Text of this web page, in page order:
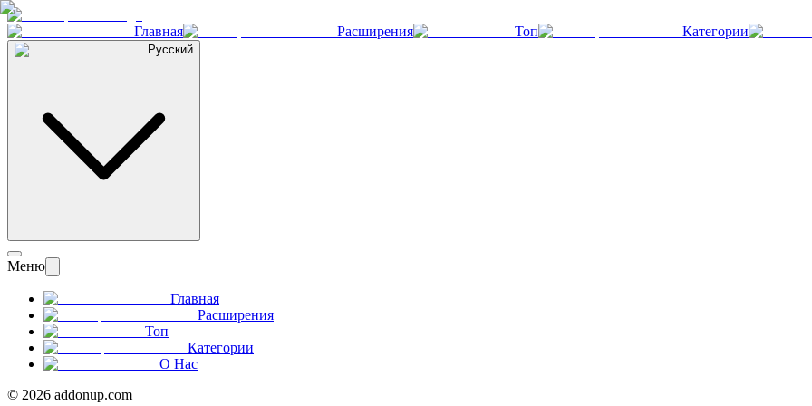
Главная Расширения Топ Категории
Русский
Меню
Главная
Расширения
Топ
Категории
О Нас
© 2026 addonup.com